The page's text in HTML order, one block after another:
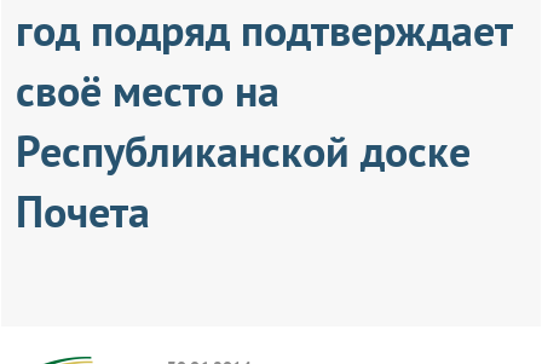
год подряд подтверждает
своё место на
Республиканской доске
Почета